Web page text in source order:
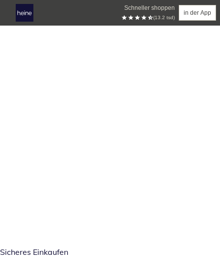
Schneller shoppen
(13.2 tsd)
in der App
Sicheres Einkaufen